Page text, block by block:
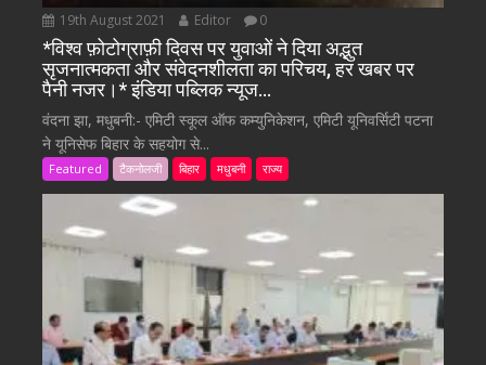
19th August 2021 Editor 0
*विश्व फ़ोटोग्राफ़ी दिवस पर युवाओं ने दिया अद्भुत
सृजनात्मकता और संवेदनशीलता का परिचय, हर खबर पर
पैनी नजर।* इंडिया पब्लिक न्यूज…
वंदना झा, मधुबनी:- एमिटी स्कूल ऑफ कम्युनिकेशन, एमिटी यूनिवर्सिटी पटना
ने यूनिसेफ बिहार के सहयोग से...
Featured टैकनोलजी बिहार मधुबनी राज्य